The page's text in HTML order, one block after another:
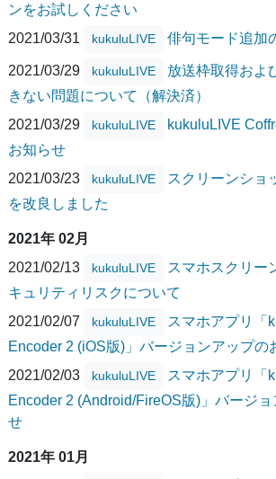
ンをお試しください
2021/03/31
kukuluLIVE 俳句モード追加
2021/03/29 kukuluLIVE
放送枠取得およ
きない問題について（解決済）
2021/03/29
kukuluLIVE
kukuluLIVE
お知らせ
2021/03/23
kukuluLIVE
スクリーンショ
を改良しました
2021年 02月
2021/02/13
kukuluLIVE
スマホスクリー
キュリティリスクについて
2021/02/07
kukuluLIVE
スマホアプリ「
Encoder 2 (iOS版)」バージョンアップの
2021/02/03
kukuluLIVE
スマホアプリ「
Encoder 2 (Android/FireOS版)」バージ
せ
2021年 01月